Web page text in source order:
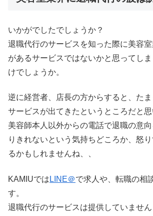
いかがでしたでしょうか？
退職代行のサービスを知った際に美容
があるサービスではないかと思ってし
けでしょうか。
逆に経営者、店長の方からすると、た
サービスが出てきたというところだと思
美容師本人以外からの電話で退職の意
りきれないという気持ちどころか、怒
るかもしれませんね、、
KAMIUでは LINE＠で求人や、転職の相
す。
退職代行のサービスは提供していませ